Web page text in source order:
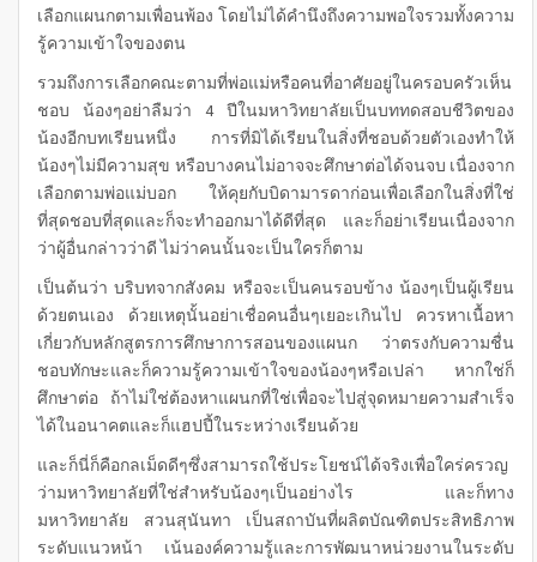
เลือกแผนกตามเพื่อนพ้อง โดยไม่ได้คำนึงถึงความพอใจรวมทั้งความ
รู้ความเข้าใจของตน
รวมถึงการเลือกคณะตามที่พ่อแม่หรือคนที่อาศัยอยู่ในครอบครัวเห็น
ชอบ น้องๆอย่าลืมว่า 4 ปีในมหาวิทยาลัยเป็นบททดสอบชีวิตของ
น้องอีกบทเรียนหนึ่ง การที่มิได้เรียนในสิ่งที่ชอบด้วยตัวเองทำให้
น้องๆไม่มีความสุข หรือบางคนไม่อาจจะศึกษาต่อได้จนจบ เนื่องจาก
เลือกตามพ่อแม่บอก ให้คุยกับบิดามารดาก่อนเพื่อเลือกในสิ่งที่ใช่
ที่สุดชอบที่สุดและก็จะทำออกมาได้ดีที่สุด และก็อย่าเรียนเนื่องจาก
ว่าผู้อื่นกล่าวว่าดี ไม่ว่าคนนั้นจะเป็นใครก็ตาม
เป็นต้นว่า บริบทจากสังคม หรือจะเป็นคนรอบข้าง น้องๆเป็นผู้เรียน
ด้วยตนเอง ด้วยเหตุนั้นอย่าเชื่อคนอื่นๆเยอะเกินไป ควรหาเนื้อหา
เกี่ยวกับหลักสูตรการศึกษาการสอนของแผนก ว่าตรงกับความชื่น
ชอบทักษะและก็ความรู้ความเข้าใจของน้องๆหรือเปล่า หากใช่ก็
ศึกษาต่อ ถ้าไม่ใช่ต้องหาแผนกที่ใช่เพื่อจะไปสู่จุดหมายความสำเร็จ
ได้ในอนาคตและก็แฮปปี้ในระหว่างเรียนด้วย
และก็นี่ก็คือกลเม็ดดีๆซึ่งสามารถใช้ประโยชน์ได้จริงเพื่อใคร่ครวญ
ว่ามหาวิทยาลัยที่ใช่สำหรับน้องๆเป็นอย่างไร และก็ทาง
มหาวิทยาลัย สวนสุนันทา เป็นสถาบันที่ผลิตบัณฑิตประสิทธิภาพ
ระดับแนวหน้า เน้นองค์ความรู้และการพัฒนาหน่วยงานในระดับ